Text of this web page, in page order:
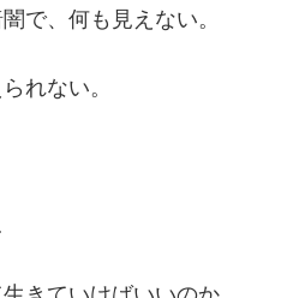
で、何も見えない。
れない。